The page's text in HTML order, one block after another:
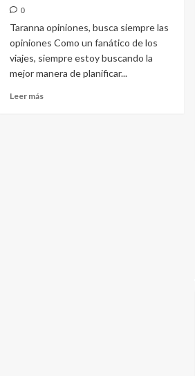
0
Taranna opiniones, busca siempre las
opiniones Como un fanático de los
viajes, siempre estoy buscando la
mejor manera de planificar...
Leer másLeer